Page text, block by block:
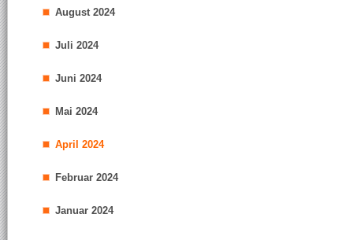
August 2024
Juli 2024
Juni 2024
Mai 2024
April 2024
Februar 2024
Januar 2024